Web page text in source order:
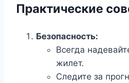
Практические
Безопасность:
Всегда
жилет.
Следите за